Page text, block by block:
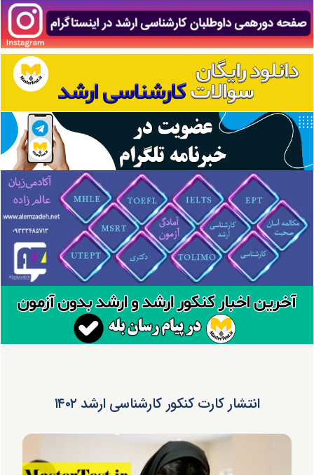
انتشار کارت کنکور کارشناسی ارشد ۱۴۰۲